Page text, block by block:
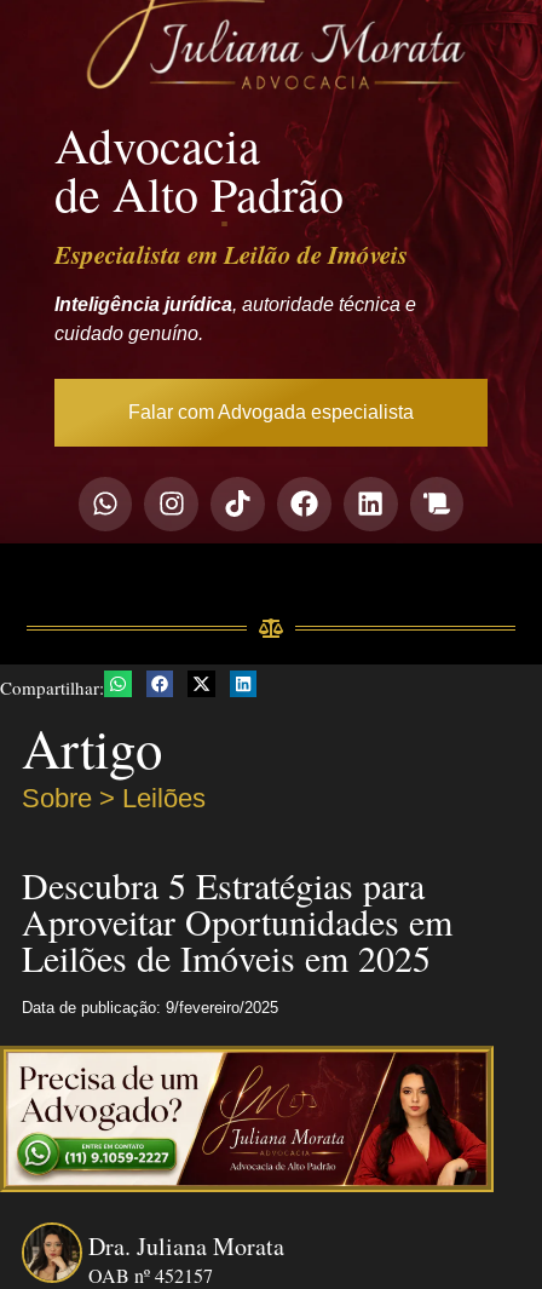
Advocacia
de Alto Padrão
Especialista em Leilão de Imóveis
Inteligência jurídica, autoridade técnica e
cuidado genuíno.
Falar com Advogada especialista
Compartilhar:
Artigo
Sobre > Leilões
Descubra 5 Estratégias para
Aproveitar Oportunidades em
Leilões de Imóveis em 2025
Data de publicação: 9/fevereiro/2025
Dra. Juliana Morata
OAB nº 452157